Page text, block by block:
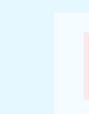
中央公
【条
て（結